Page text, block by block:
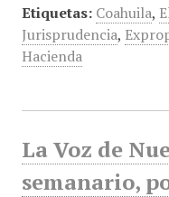
Etiquetas: Coahuila,
Jurisprudencia,
Hacienda
La Voz de
semanario,